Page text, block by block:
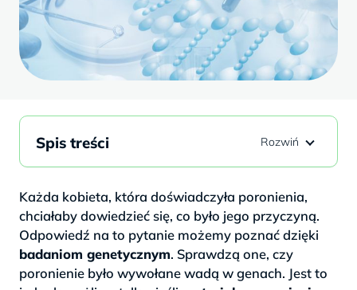
Każda kobieta, która doświadczyła poronienia,
chciałaby dowiedzieć się, co było jego przyczyną.
Odpowiedź na to pytanie możemy poznać dzięki
badaniom genetycznym. Sprawdzą one, czy
poronienie było wywołane wadą w genach. Jest to
Spis treści